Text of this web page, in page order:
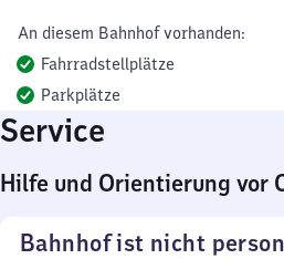
An diesem Bahnhof vorhanden:
Fahrradstellplätze
Parkplätze
Service
Hilfe und Orientierung vor
Bahnhof ist nicht